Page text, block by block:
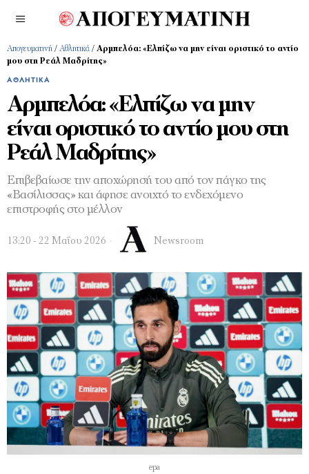
Απογευματινή / Αθλητικά / Αρμπελόα: «Ελπίζω να μην είναι οριστικό το αντίο
μου στη Ρεάλ Μαδρίτης»
ΑΘΛΗΤΙΚΆ
Αρμπελόα: «Ελπίζω να μην
είναι οριστικό το αντίο μου στη
Ρεάλ Μαδρίτης»
Επιβεβαίωσε την αποχώρησή του από τον πάγκο της
«Βασίλισσας» και άφησε ανοιχτό το ενδεχόμενο
επιστροφής στο μέλλον
13:20 - 22 Μαΐου 2026 Newsroom
epa